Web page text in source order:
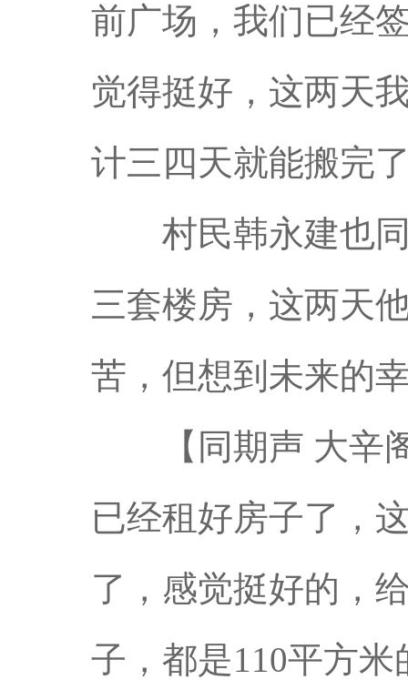
前广场，我们已经
觉得挺好，这两天
计三四天就能搬完
村民韩永建也同
三套楼房，这两天
苦，但想到未来的
【同期声 大辛阁
已经租好房子了，
了，感觉挺好的，
子，都是110平方